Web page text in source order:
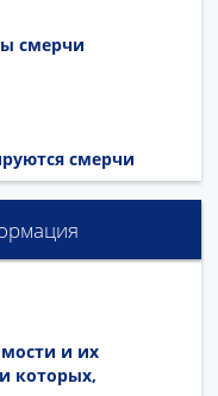
смерчи
смерчи
и их
которых,